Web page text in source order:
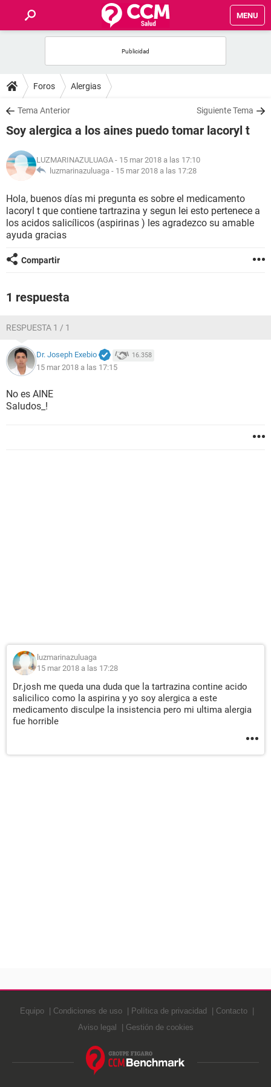
MENU
FOROS
SALUD
FAMILIA
NUTRICIÓN
BIENESTAR
SEXUALIDAD
GLOSARIO
Foros Alergias
Tema Anterior Siguiente Tema
Soy alergica a los aines puedo tomar lacoryl t
LUZMARINAZULUAGA - 15 mar 2018 a las 17:10
luzmarinazuluaga - 15 mar 2018 a las 17:28
Hola, buenos días mi pregunta es sobre el medicamento
lacoryl t que contiene tartrazina y segun lei esto pertenece a
los acidos salicílicos (aspirinas ) les agradezco su amable
ayuda gracias
Compartir
1 respuesta
RESPUESTA 1 / 1
Dr. Joseph Exebio 16.358
15 mar 2018 a las 17:15
No es AINE
Saludos_!
luzmarinazuluaga
15 mar 2018 a las 17:28
Dr.josh me queda una duda que la tartrazina contine acido
salicilico como la aspirina y yo soy alergica a este
medicamento disculpe la insistencia pero mi ultima alergia
fue horrible
Equipo Condiciones de uso Política de privacidad
Contacto
Aviso legal
Gestión de cookies